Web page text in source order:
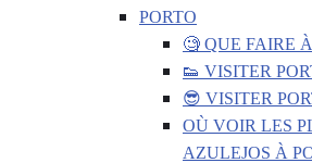
PORTO
🧐 QUE FAIRE
👟 VISITER
😎 VISITER
OÙ VOIR LES
AZULEJOS À